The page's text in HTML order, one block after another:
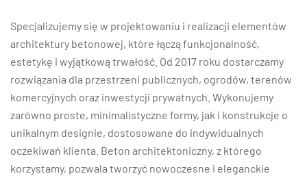
Specjalizujemy się w projektowaniu i realizacji elementów
architektury betonowej, które łączą funkcjonalność,
estetykę i wyjątkową trwałość. Od 2017 roku dostarczamy
rozwiązania dla przestrzeni publicznych, ogrodów, terenów
komercyjnych oraz inwestycji prywatnych. Wykonujemy
zarówno proste, minimalistyczne formy, jak i konstrukcje o
unikalnym designie, dostosowane do indywidualnych
oczekiwań klienta. Beton architektoniczny, z którego
korzystamy, pozwala tworzyć nowoczesne i eleganckie